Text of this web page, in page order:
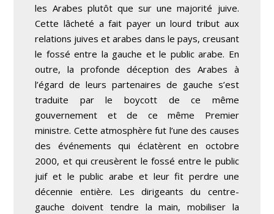
les Arabes plutôt que sur une majorité juive.
Cette lâcheté a fait payer un lourd tribut aux
relations juives et arabes dans le pays, creusant
le fossé entre la gauche et le public arabe. En
outre, la profonde déception des Arabes à
l’égard de leurs partenaires de gauche s’est
traduite par le boycott de ce même
gouvernement et de ce même Premier
ministre. Cette atmosphère fut l’une des causes
des événements qui éclatèrent en octobre
2000, et qui creusèrent le fossé entre le public
juif et le public arabe et leur fit perdre une
décennie entière. Les dirigeants du centre-
gauche doivent tendre la main, mobiliser la